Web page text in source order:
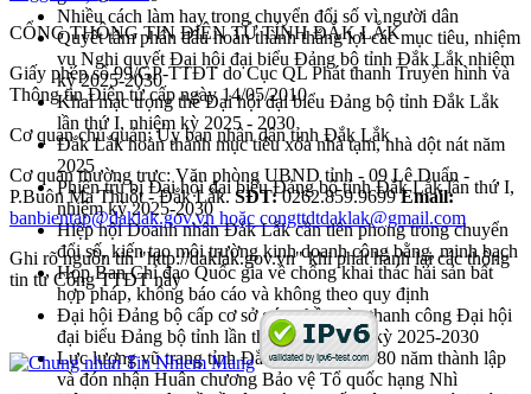
Nhiều cách làm hay trong chuyển đổi số vì người dân
Quyết tâm phấn đấu hoàn thành thắng lợi các mục tiêu, nhiệm
vụ Nghị quyết Đại hội đại biểu Đảng bộ tỉnh Đắk Lắk nhiệm
kỳ 2025-2030
Khai mạc trọng thể Đại hội đại biểu Đảng bộ tỉnh Đắk Lắk
lần thứ I, nhiệm kỳ 2025 - 2030
Đắk Lắk hoàn thành mục tiêu xóa nhà tạm, nhà dột nát năm
2025
Phiên trù bị Đại hội đại biểu Đảng bộ tỉnh Đắk Lắk lần thứ I,
nhiệm kỳ 2025-2030
Hiệp hội Doanh nhân Đắk Lắk cần tiên phong trong chuyển
đổi số, kiến tạo môi trường kinh doanh công bằng, minh bạch
Họp Ban Chỉ đạo Quốc gia về chống khai thác hải sản bất
hợp pháp, không báo cáo và không theo quy định
Đại hội Đảng bộ cấp cơ sở góp phần vào thanh công Đại hội
đại biểu Đảng bộ tỉnh lần thứ nhất, nhiệm kỳ 2025-2030
Lực lượng vũ trang tỉnh Đắk Lắk kỷ niệm 80 năm thành lập
và đón nhận Huân chương Bảo vệ Tổ quốc hạng Nhì
CỔNG THÔNG TIN ĐIỆN TỬ TỈNH ĐẮK LẮK
Giấy phép số 99/GP-TTĐT do Cục QL Phát thanh Truyền hình và
Thông tin Điện tử cấp ngày 14/05/2010
Cơ quan chủ quản: Ủy ban nhân dân tỉnh Đắk Lắk
Cơ quan thường trực: Văn phòng UBND tỉnh - 09 Lê Duẩn -
P.Buôn Ma Thuột - Đắk Lắk.SĐT:0262.859.9699Email:
banbientap@daklak.gov.vn hoặc congttdtdaklak@gmail.com
Ghi rõ nguồn tin "http://daklak.gov.vn" khi phát hành lại các thông
tin từ Cổng TTĐT này